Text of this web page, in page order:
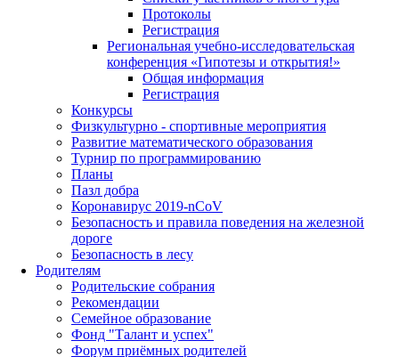
Протоколы
Регистрация
Региональная учебно-исследовательская
конференция «Гипотезы и открытия!»
Общая информация
Регистрация
Конкурсы
Физкультурно - спортивные мероприятия
Развитие математического образования
Турнир по программированию
Планы
Пазл добра
Коронавирус 2019-nCoV
Безопасность и правила поведения на железной
дороге
Безопасность в лесу
Родителям
Родительские собрания
Рекомендации
Семейное образование
Фонд "Талант и успех"
Форум приёмных родителей